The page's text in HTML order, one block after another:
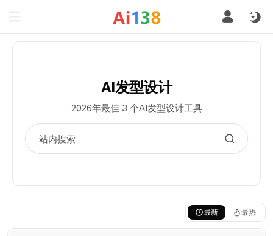
AI发型设计
2026年最佳 3 个AI发型设计工具
最新 最热